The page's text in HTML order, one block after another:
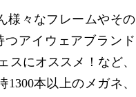
様々なフレームやその
アイウェアブランド
スにオススメ！など、
本以上のメガネ、